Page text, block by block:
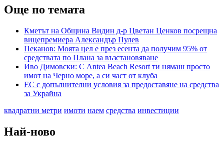
Още по темата
Кметът на Община Видин д-р Цветан Ценков посрещна
вицепремиера Александър Пулев
Пеканов: Моята цел е през есента да получим 95% от
средствата по Плана за възстановяване
Иво Димовски: С Antea Beach Resort ти нямаш просто
имот на Черно море, а си част от клуба
ЕС с допълнителни условия за предоставяне на средства
за Украйна
квадратни метри имоти наем средства инвестиции
Най-ново